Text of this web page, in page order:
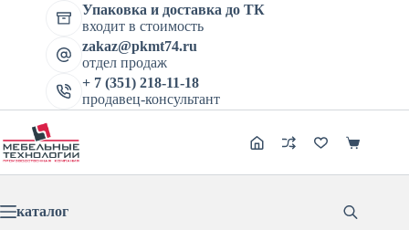
Каркас стула ученического регулируемого 3-5
1118₽
Первоначальная
цена
составляла
1118 ₽.
839₽
Текущая
цена:
839 ₽.
Упаковка и доставка до ТК
входит в стоимость
zakaz@pkmt74.ru
отдел продаж
+ 7 (351) 218-11-18
продавец-консультант
Корзина
каталог